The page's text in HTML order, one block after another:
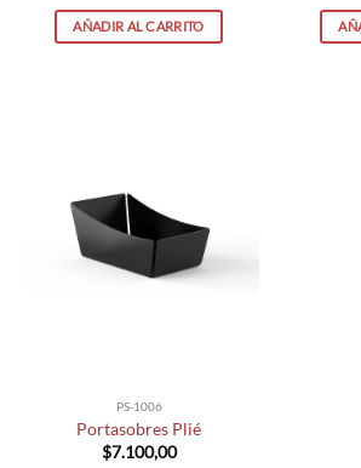
AÑADIR AL CARRITO
PS-1006
Portasobres Plié
$7.100,00